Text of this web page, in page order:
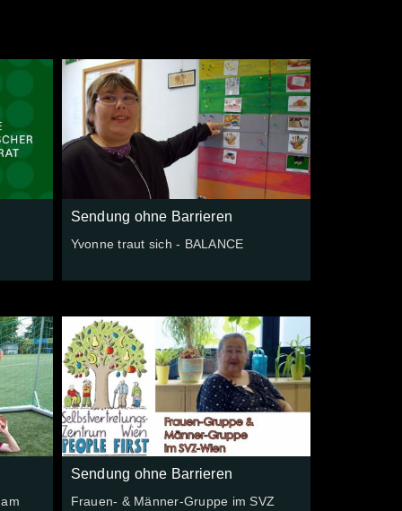
Sendung ohne Barrieren
Yvonne traut sich - BALANCE
Sendung ohne Barrieren
Frauen- & Männer-Gruppe im SVZ